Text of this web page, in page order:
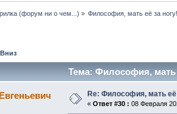
(форум ни о чем...) » Философия, мать её за
Вниз
Тема: Философия, мать
Re: Философия, мать её
« Ответ #30 : 08 Февраля